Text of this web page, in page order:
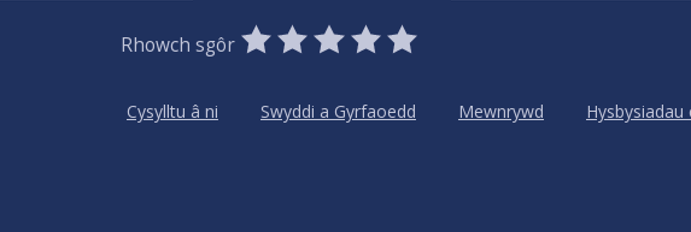
Rhowch sgôr
0
Stars
1
Star
2
Stars
3
Stars
4
Stars
5
Stars
Cysylltu â ni
Swyddi a Gyrfaoedd Mewnrywd Hysbysiadau